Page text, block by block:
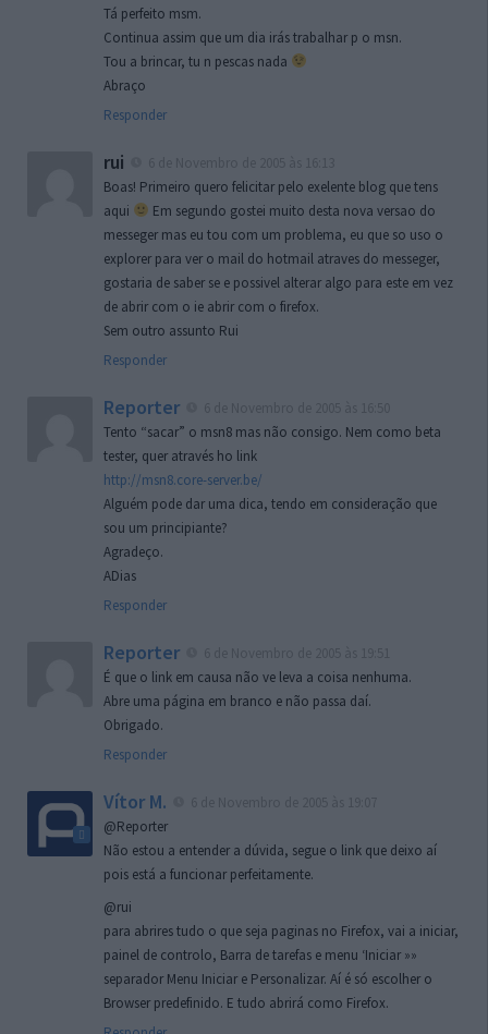
Tá perfeito msm.
Continua assim que um dia irás trabalhar p o msn.
Tou a brincar, tu n pescas nada
Abraço
Responder
rui
Boas! Primeiro quero felicitar pelo exelente blog que tens
aqui
Em segundo gostei muito desta nova versao do
messeger mas eu tou com um problema, eu que so uso o
explorer para ver o mail do hotmail atraves do messeger,
gostaria de saber se e possivel alterar algo para este em vez
de abrir com o ie abrir com o firefox.
Sem outro assunto Rui
Responder
Reporter
Tento “sacar” o msn8 mas não consigo. Nem como beta
tester, quer através ho link
http://msn8.core-server.be/
Alguém pode dar uma dica, tendo em consideração que
sou um principiante?
Agradeço.
ADias
Responder
Reporter
É que o link em causa não ve leva a coisa nenhuma.
Abre uma página em branco e não passa daí.
Obrigado.
Responder
Vítor M.
@Reporter
Não estou a entender a dúvida, segue o link que deixo aí
pois está a funcionar perfeitamente.
@rui
para abrires tudo o que seja paginas no Firefox, vai a iniciar,
painel de controlo, Barra de tarefas e menu ‘Iniciar »»
separador Menu Iniciar e Personalizar. Aí é só escolher o
Browser predefinido. E tudo abrirá como Firefox.